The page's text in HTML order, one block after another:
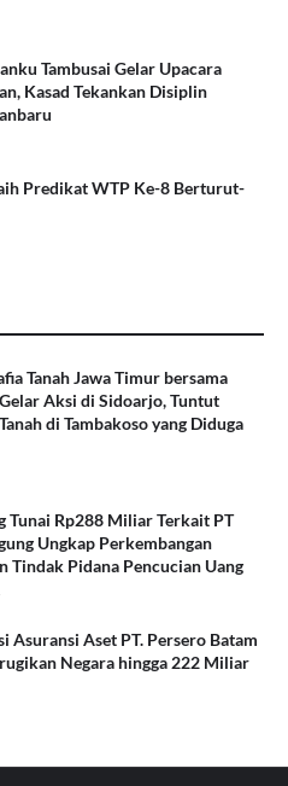
Tambusai Gelar Upacara
Kasad Tekankan Disiplin
Predikat WTP Ke-8 Berturut-
Tanah Jawa Timur bersama
Aksi di Sidoarjo, Tuntut
di Tambakoso yang Diduga
Tunai Rp288 Miliar Terkait PT
Ungkap Perkembangan
Tindak Pidana Pencucian Uang
Asuransi Aset PT. Persero Batam
Negara hingga 222 Miliar